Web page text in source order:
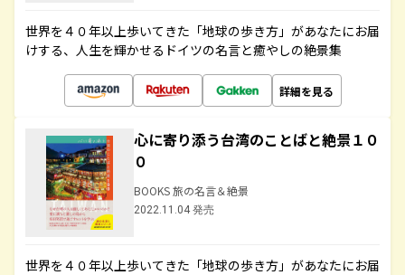
世界を４０年以上歩いてきた「地球の歩き方」があなたにお届
けする、人生を輝かせるドイツの名言と癒やしの絶景集
詳細を見る
心に寄り添う台湾のことばと絶景１０
０
BOOKS 旅の名言＆絶景
2022.11.04 発売
世界を４０年以上歩いてきた「地球の歩き方」があなたにお届